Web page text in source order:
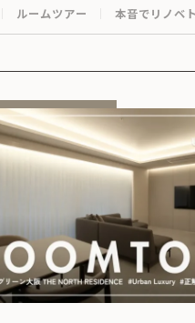
ルームツアー 本音でリノベ